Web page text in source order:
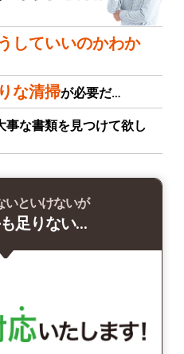
していいのかわか
な清掃が必要だ…
事な書類を見つけて欲し
いといけないが
足りない…